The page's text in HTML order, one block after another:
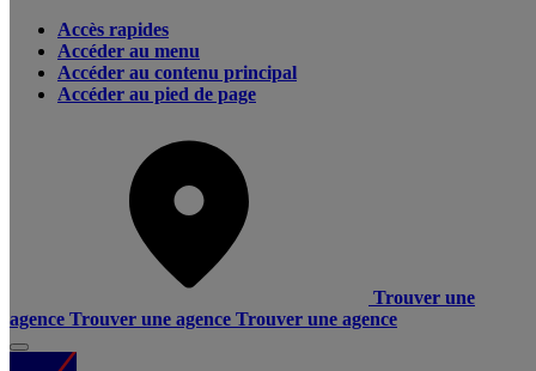
Accès rapides
Accéder au menu
Accéder au contenu principal
Accéder au pied de page
Trouver une
agence Trouver une agence Trouver une agence